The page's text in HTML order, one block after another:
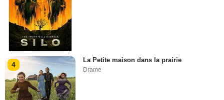
4
La Petite maison dans la prairie
Drame